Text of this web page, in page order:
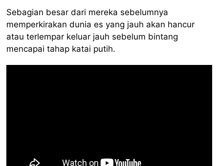
Sebagian besar dari mereka sebelumnya
memperkirakan dunia es yang jauh akan hancur
atau terlempar keluar jauh sebelum bintang
mencapai tahap katai putih.